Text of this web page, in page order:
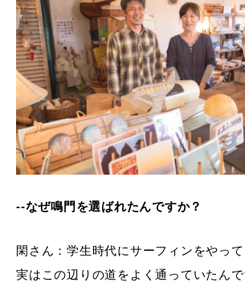
--なぜ鳴門を選ばれたんですか？
閑さん：学生時代にサーフィンをやって
実はこの辺りの道をよく通っていたん